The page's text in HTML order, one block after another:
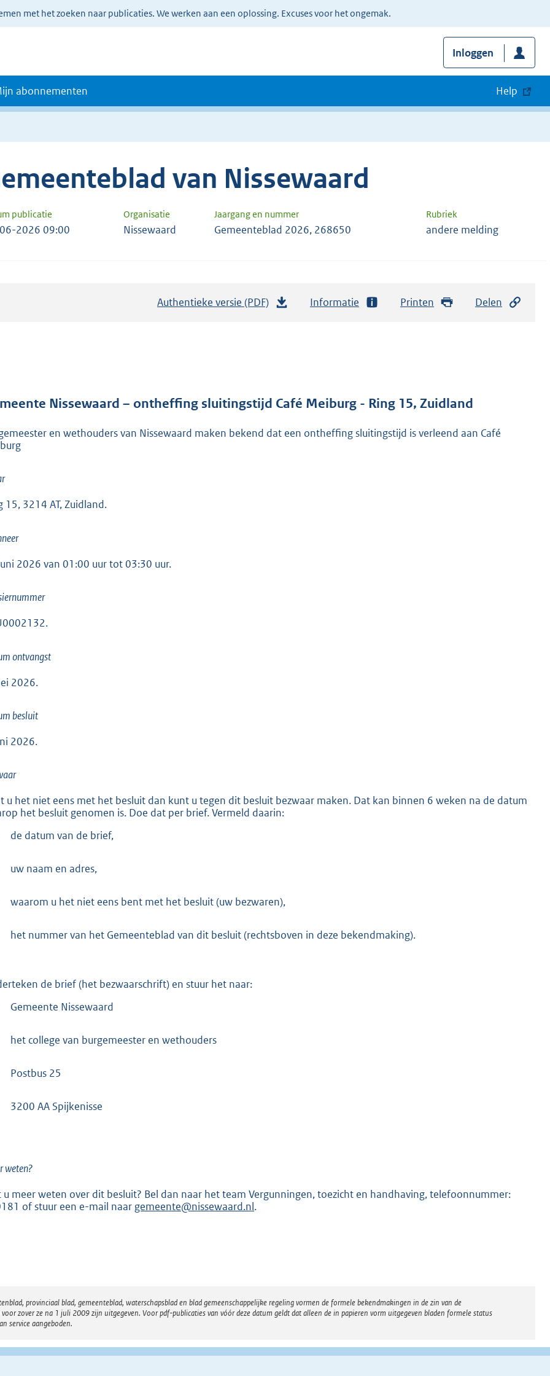
met het zoeken naar publicaties. We werken aan een oplossing. Excuses voor het ongemak.
Inloggen
abonnementen Help
van Nissewaard
publicatie Organisatie Jaargang en nummer Rubriek
2026 09:00 Nissewaard Gemeenteblad 2026, 268650 andere melding
Authentieke versie (PDF)
d
g
Informatie Printen Delen
Nissewaard – ontheffing sluitingstijd Café Meiburg - Ring 15, Zuidland
en wethouders van Nissewaard maken bekend dat een ontheffing sluitingstijd is verleend aan Café
15, 3214 AT, Zuidland.
2026 van 01:00 uur tot 03:30 uur.
ontvangst
2026.
besluit
2026.
u het niet eens met het besluit dan kunt u tegen dit besluit bezwaar maken. Dat kan binnen 6 weken na de datum
het besluit genomen is. Doe dat per brief. Vermeld daarin:
de datum van de brief,
uw naam en adres,
waarom u het niet eens bent met het besluit (uw bezwaren),
het nummer van het Gemeenteblad van dit besluit (rechtsboven in deze bekendmaking).
de brief (het bezwaarschrift) en stuur het naar:
Gemeente Nissewaard
het college van burgemeester en wethouders
Postbus 25
3200 AA Spijkenisse
weten?
u meer weten over dit besluit? Bel dan naar het team Vergunningen, toezicht en handhaving, telefoonnummer:
of stuur een e-mail naar gemeente@nissewaard.nl.
provinciaal blad, gemeenteblad, waterschapsblad en blad gemeenschappelijke regeling vormen de formele bekendmakingen in de zin van de
zover ze na 1 juli 2009 zijn uitgegeven. Voor pdf-publicaties van vóór deze datum geldt dat alleen de in papieren vorm uitgegeven bladen formele status
service aangeboden.